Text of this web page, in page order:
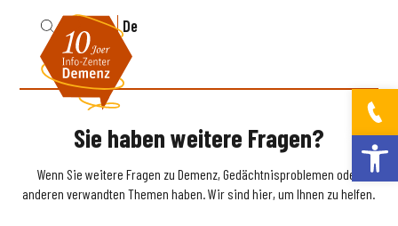
Fr De
Sie haben weitere Fragen?
Wenn Sie weitere Fragen zu Demenz, Gedächtnisproblemen oder
anderen verwandten Themen haben. Wir sind hier, um Ihnen zu helfen.